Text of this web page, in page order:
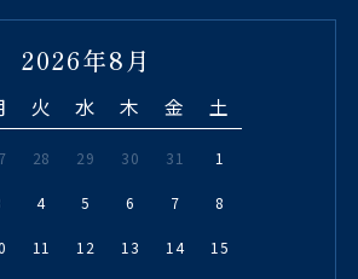
2026年8月
火 水 木 金 土
28 29 30 31 1
4 5 6 7 8
11 12 13 14 15